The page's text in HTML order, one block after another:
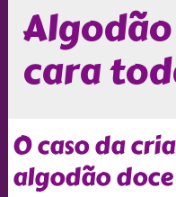
cara
O caso da
algodão